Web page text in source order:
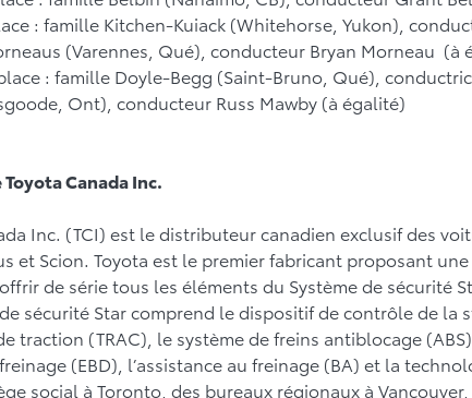
: famille Kitchen-Kuiack (Whitehorse, Yukon),
(Varennes, Qué), conducteur Bryan Morneau (à
: famille Doyle-Begg (Saint-Bruno, Qué),
Ont), conducteur Russ Mawby (à égalité)
Canada Inc.
Inc. (TCI) est le distributeur canadien exclusif des
et Scion. Toyota est le premier fabricant proposant
de série tous les éléments du Système de sécurité
sécurité Star comprend le dispositif de contrôle de la
traction (TRAC), le système de freins antiblocage
(EBD), l’assistance au freinage (BA) et la
social à Toronto, des bureaux régionaux à